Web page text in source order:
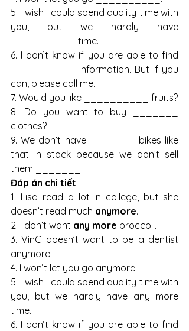
5. I wish I could spend quality time with
you, but we hardly have
__________ time.
6. I don’t know if you are able to find
__________ information. But if you
can, please call me.
7. Would you like __________ fruits?
8. Do you want to buy _______
clothes?
9. We don’t have _______ bikes like
that in stock because we don’t sell
them _______.
Đáp án chi tiết
1. Lisa read a lot in college, but she
doesn’t read much anymore.
2. I don’t want any more broccoli.
3. VinC doesn’t want to be a dentist
anymore.
4. I won’t let you go anymore.
5. I wish I could spend quality time with
you, but we hardly have any more
time.
6. I don’t know if you are able to find